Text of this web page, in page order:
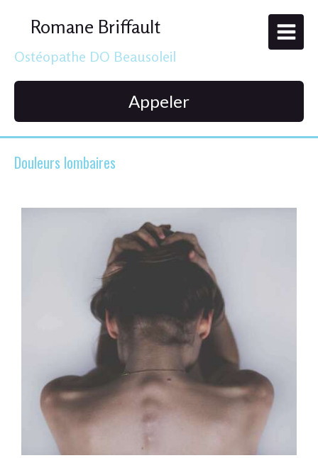
Romane Briffault
Ostéopathe DO Beausoleil
Appeler
Douleurs lombaires